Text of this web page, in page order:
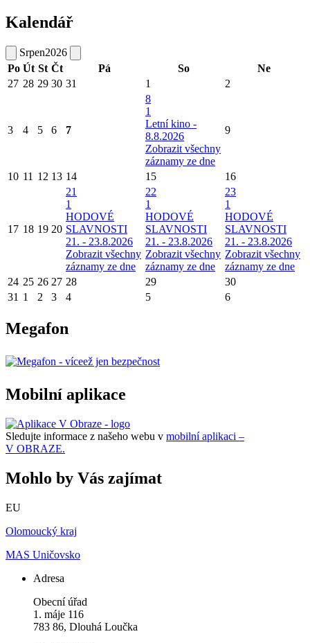
Kalendář
Srpen2026
Po Út St Čt Pá So
Ne
27 28 29 30 31 1 2
3 4 5 6 7
8
1
Letní kino -
8.8.2026
Zobrazit všechny
záznamy ze dne
9
10 11 12 13 14 15 16
17 18 19 20
21
1
HODOVÉ
SLAVNOSTI
21. - 23.8.2026
Zobrazit všechny
záznamy ze dne
22
1
HODOVÉ
SLAVNOSTI
21. - 23.8.2026
Zobrazit všechny
záznamy ze dne
23
1
HODOVÉ
SLAVNOSTI
21. - 23.8.2026
Zobrazit všechny
záznamy ze dne
24 25 26 27 28 29
30
31 1 2 3 4 5 6
Megafon
Mobilní aplikace
Sledujte informace z našeho webu v mobilní aplikaci –
V OBRAZE.
Mohlo by Vás zajímat
EU
Olomoucký kraj
MAS Uničovsko
Adresa
Obecní úřad
1. máje 116
783 86, Dlouhá Loučka